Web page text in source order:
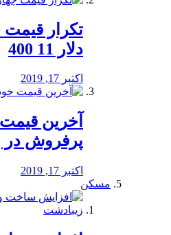
تکرار
دلار 11 400
اکتبر 17, 2019
آخرین
پرفروش در
اکتبر 17, 2019
مسکن